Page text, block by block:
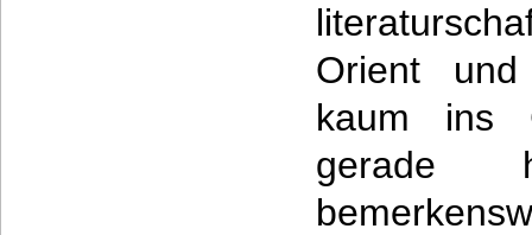
Orient und
kaum ins
gerade